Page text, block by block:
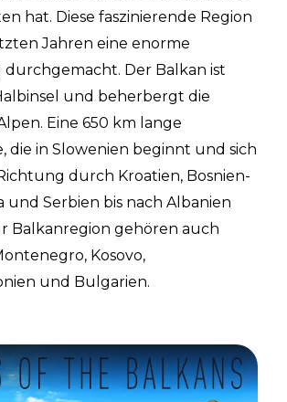
hat. Diese faszinierende Region
Jahren eine enorme
Der Balkan ist
und beherbergt die
Eine 650 km lange
die in Slowenien beginnt und sich
durch Kroatien, Bosnien-
und Serbien bis nach Albanien
Balkanregion gehören auch
Kosovo,
und Bulgarien.